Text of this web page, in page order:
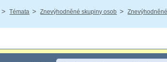
/ Témata / Znevýhodněné skupiny osob /